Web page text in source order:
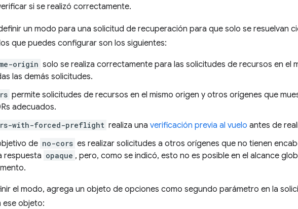
si se realizó correctamente.
un modo para una solicitud de recuperación para que solo se resuelvan
que puedes configurar son los siguientes:
origin solo se realiza correctamente para las solicitudes de recursos en el
las demás solicitudes.
permite solicitudes de recursos en el mismo origen y otros orígenes que
adecuados.
with-forced-preflight realiza una verificación previa al vuelo antes de
de no-cors es realizar solicitudes a otros orígenes que no tienen
respuesta opaque , pero, como se indicó, esto no es posible en el alcance
el modo, agrega un objeto de opciones como segundo parámetro en la
ese objeto: